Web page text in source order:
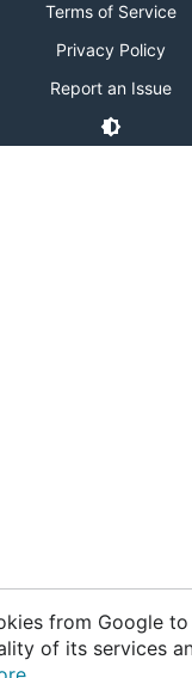
Terms of Service
Privacy Policy
Report an Issue
from Google
of its services